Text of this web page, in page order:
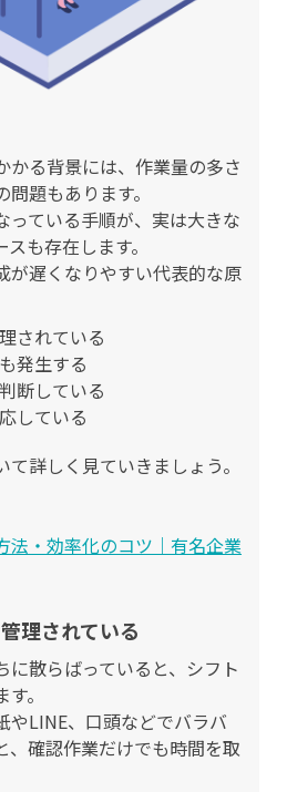
かる背景には、作業量の多さ
題もあります。
っている手順が、実は大きな
も存在します。
が遅くなりやすい代表的な原
されている
発生する
断している
している
詳しく見ていきましょう。
法・効率化のコツ｜有名企業
理されている
に散らばっていると、シフト
。
やLINE、口頭などでバラバ
、確認作業だけでも時間を取